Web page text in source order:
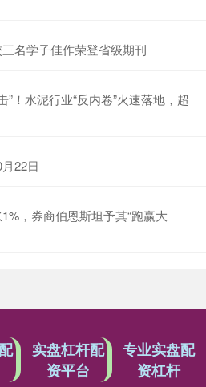
名学子佳作荣登省级期刊
”！水泥行业“反内卷”火速落地，超
22日
，券商伯恩斯坦予其“跑赢大
实盘杠杆配
资平台
专业实盘配
资杠杆